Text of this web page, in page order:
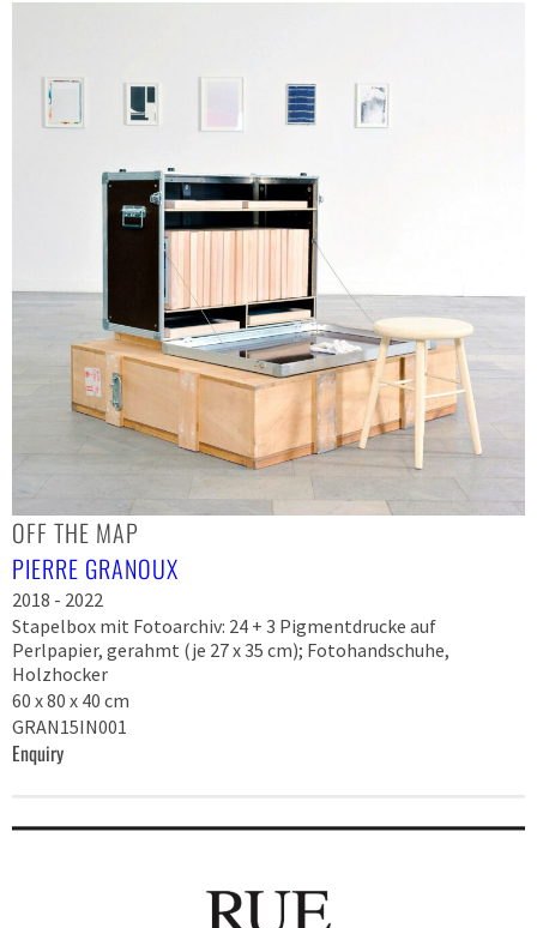
OFF THE MAP
PIERRE GRANOUX
2018 - 2022
Stapelbox mit Fotoarchiv: 24 + 3 Pigmentdrucke auf
Perlpapier, gerahmt (je 27 x 35 cm); Fotohandschuhe,
Holzhocker
60 x 80 x 40 cm
GRAN15IN001
Enquiry